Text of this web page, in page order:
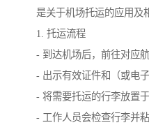
是关于机场托运的应用及
1. 托运流程
- 到达机场后，前往对应
- 出示有效证件和（或电子
- 将需要托运的行李放置
- 工作人员会检查行李并